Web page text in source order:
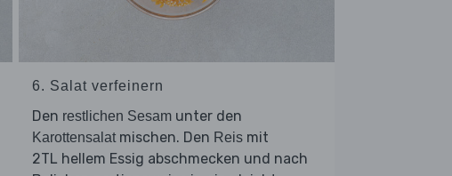
6. Salat verfeinern
Den restlichen Sesam unter den
Karottensalat mischen. Den Reis mit
2TL hellem Essig abschmecken und nach